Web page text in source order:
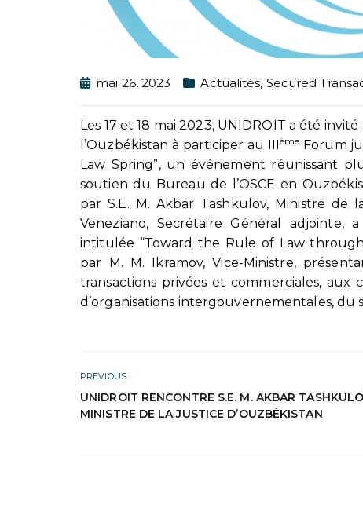
mai 26, 2023 Actualités, Secured
Les 17 et 18 mai 2023, UNIDROIT a été
l’Ouzbékistan à participer au IIIème Forum
Law Spring”, un événement réunissant
soutien du Bureau de l’OSCE en
par S.E. M. Akbar Tashkulov, Ministre de
Veneziano, Secrétaire Général
intitulée “Toward the Rule of Law
par M. M. Ikramov, Vice-Ministre,
transactions privées et commerciales,
d’organisations intergouvernementales,
PREVIOUS
UNIDROIT RENCONTRE S.E. M. AKBAR
MINISTRE DE LA JUSTICE D’OUZBÉKISTAN